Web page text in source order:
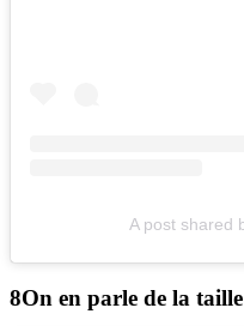
A post shared
On en parle de la taille